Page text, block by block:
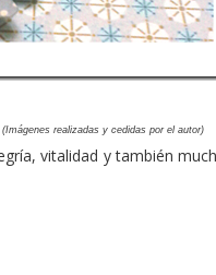
(Imágenes realizadas y cedidas por el autor)
vitalidad y también